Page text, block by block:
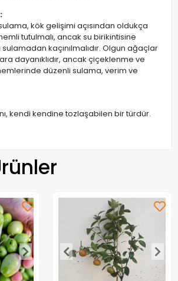
kök gelişimi açısından oldukça
tutulmalı, ancak su birikintisine
kaçınılmalıdır. Olgun ağaçlar
dayanıklıdır, ancak çiçeklenme ve
düzenli sulama, verim ve
kendi kendine tozlaşabilen bir türdür.